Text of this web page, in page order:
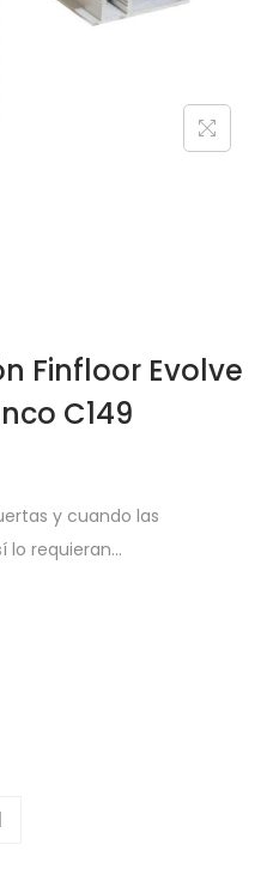
Finfloor Evolve
C149
y cuando las
lo requieran…